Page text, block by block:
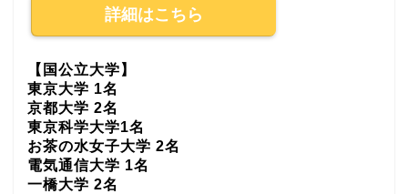
詳細はこちら
【国公立大学】
東京大学 1名
京都大学 2名
東京科学大学1名
お茶の水女子大学 2名
電気通信大学 1名
一橋大学 2名